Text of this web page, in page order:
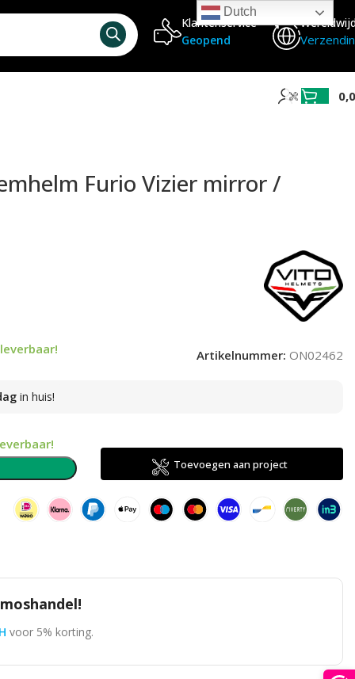
Klantenservice
Geopend
Furio Vizier mirror /
Artikelnummer: ON02462
in huis!
Toevoegen aan project
voor 5% korting.
Dutch